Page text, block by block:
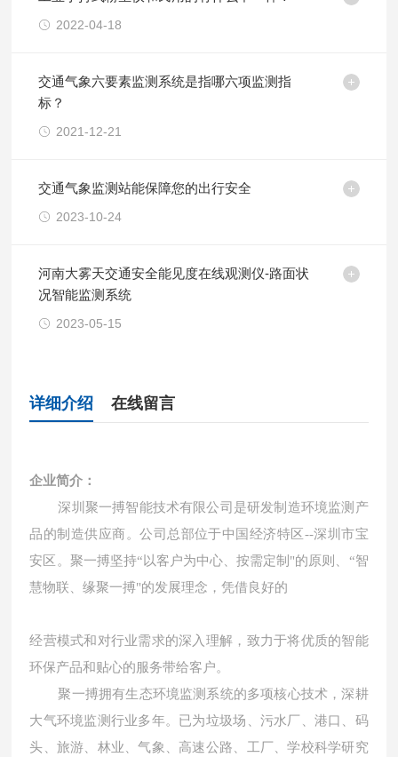
2022-04-18
交通气象六要素监测系统是指哪六项监测指
标？
2021-12-21
交通气象监测站能保障您的出行安全
2023-10-24
河南大雾天交通安全能见度在线观测仪-路面状
况智能监测系统
2023-05-15
详细介绍 在线留言
企业简介：
深圳聚一搏智能技术有限公司是研发制造环境监测产
品的制造供应商。公司总部位于中国经济特区--深圳市宝
安区。聚一搏坚持“以客户为中心、按需定制"的原则、“智
慧物联、缘聚一搏"的发展理念，凭借良好的
经营模式和对行业需求的深入理解，致力于将优质的智能
环保产品和贴心的服务带给客户。
聚一搏拥有生态环境监测系统的多项核心技术，深耕
大气环境监测行业多年。已为垃圾场、污水厂、港口、码
头、旅游、林业、气象、高速公路、工厂、学校科学研究